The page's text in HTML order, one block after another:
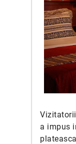
a impus